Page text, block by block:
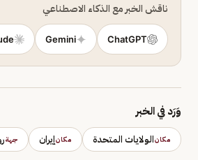
ناقش الخبر مع الذكاء الاصطناعي
ChatGPT
Gemini
وَرَد في الخبر
مكانالولايات المتحدة مكانإيران جهة